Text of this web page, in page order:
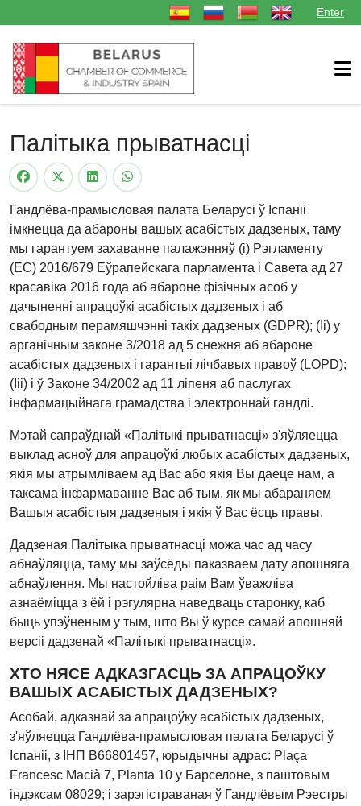
Выберыце сваю мову Enter
Палітыка прыватнасці
Гандлёва-прамысловая палата Беларусі ў Іспаніі
імкнецца да абароны вашых асабістых дадзеных, таму
мы гарантуем захаванне палажэнняў (i) Рэгламенту
(ЕС) 2016/679 Еўрапейскага парламента і Савета ад 27
красавіка 2016 года аб абароне фізічных асоб у
дачыненні апрацоўкі асабістых дадзеных і аб
свабодным перамяшчэнні такіх дадзеных (GDPR); (Ii) у
арганічным законе 3/2018 ад 5 снежня аб абароне
асабістых дадзеных і гарантыі лічбавых правоў (LOPD);
(Iii) і ў Законе 34/2002 ад 11 ліпеня аб паслугах
інфармацыйнага грамадства і электроннай гандлі.
Мэтай сапраўднай «Палітыкі прыватнасці» з'яўляецца
выклад асноў для апрацоўкі любых асабістых дадзеных,
якія мы атрымліваем ад Вас або якія Вы даеце нам, а
таксама інфармаванне Вас аб тым, як мы абараняем
Вашыя асабістыя дадзеныя і якія ў Вас ёсць правы.
Дадзеная Палітыка прыватнасці можа час ад часу
абнаўляцца, таму мы заўсёды паказваем дату апошняга
абнаўлення. Мы настойліва раім Вам ўважліва
азнаёміцца з ёй і рэгулярна наведваць старонку, каб
быць упэўненым у тым, што Вы ў курсе самай апошняй
версіі дадзенай «Палітыкі прыватнасці».
ХТО НЯСЕ АДКАЗГАСЦЬ ЗА АПРАЦОЎКУ
ВАШЫХ АСАБІСТЫХ ДАДЗЕНЫХ?
Асобай, адказнай за апрацоўку асабістых дадзеных,
з'яўляецца Гандлёва-прамысловая палата Беларусі ў
Іспаніі, з ІНП B66801457, юрыдычны адрас: Plaça
Francesc Macià 7, Planta 10 у Барселоне, з паштовым
індэксам 08029; і зарэгістраваная ў Гандлёвым Рэестры